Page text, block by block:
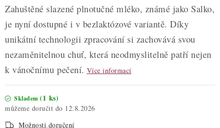
Zahuštěné slazené plnotučné mléko, známé jako Salko,
je nyní dostupné i v bezlaktózové variantě. Díky
unikátní technologii zpracování si zachovává svou
nezaměnitelnou chuť, která neodmyslitelně patří nejen
k vánočnímu pečení. Více informací
Skladem (1 ks)
12.8.2026
Možnosti doručení